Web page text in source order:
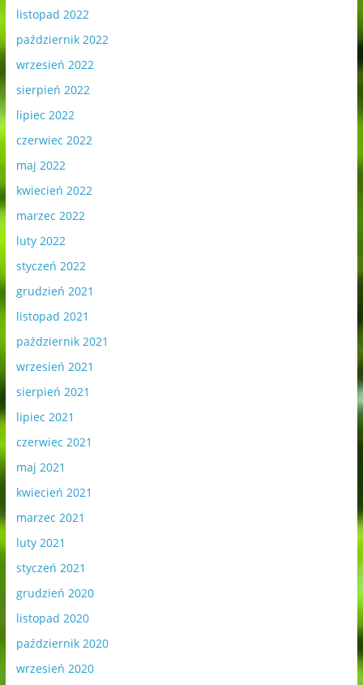
listopad 2022
październik 2022
wrzesień 2022
sierpień 2022
lipiec 2022
czerwiec 2022
maj 2022
kwiecień 2022
marzec 2022
luty 2022
styczeń 2022
grudzień 2021
listopad 2021
październik 2021
wrzesień 2021
sierpień 2021
lipiec 2021
czerwiec 2021
maj 2021
kwiecień 2021
marzec 2021
luty 2021
styczeń 2021
grudzień 2020
listopad 2020
październik 2020
wrzesień 2020